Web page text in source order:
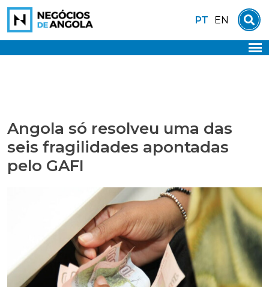
Skip
content
PT EN
Angola só resolveu uma das
seis fragilidades apontadas
pelo GAFI